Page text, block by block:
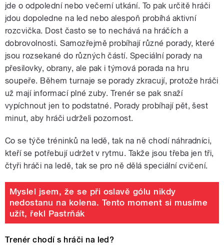
jde o odpolední nebo večerní utkání. To pak určitě hráči
jdou dopoledne na led nebo alespoň probíhá aktivní
rozcvička. Dost často se to nechává na hráčích a
dobrovolnosti. Samozřejmě probíhají různé porady, které
jsou rozsekané do různých částí. Speciální porady na
přesilovky, obrany, ale pak i týmová porada na hru
soupeře. Během turnaje se porady zkracují, protože hráči
už mají informací plné zuby. Trenér se pak snaží
vypíchnout jen to podstatné. Porady probíhají pět, šest
minut, aby hráči udrželi pozornost.
Co se týče tréninků na ledě, tak na ně chodí náhradníci,
kteří se potřebují udržet v rytmu. Takže jsou třeba jen tři,
čtyři hráči na ledě, tak se pro ně dělá speciální cvičení.
Myslel jsem, že se při oslavě gólu nikdy
nedostanu na kolena. Tento moment si musíme
užít, řekl Pastrňák
Trenér chodí s hráči na led?